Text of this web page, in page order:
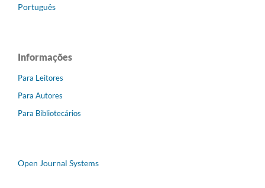
Português
Informações
Para Leitores
Para Autores
Para Bibliotecários
Open Journal Systems